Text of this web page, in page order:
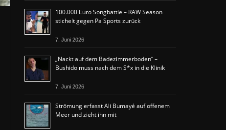
100.000 Euro Songbattle – RAW Season
stichelt gegen Pa Sports zurück
7. Juni 2026
„Nackt auf dem Badezimmerboden“ –
Bushido muss nach dem S*x in die Klinik
7. Juni 2026
Strömung erfasst Ali Bumayé auf offenem
Meer und zieht ihn mit